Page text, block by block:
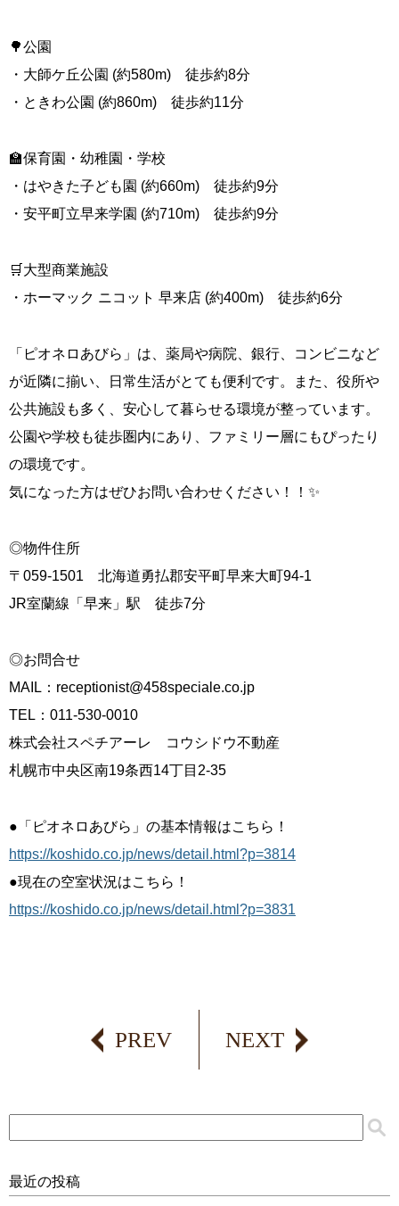
🌳公園
・大師ケ丘公園 (約580m) 徒歩約8分
・ときわ公園 (約860m) 徒歩約11分
🏫保育園・幼稚園・学校
・はやきた子ども園 (約660m) 徒歩約9分
・安平町立早来学園 (約710m) 徒歩約9分
🛒大型商業施設
・ホーマック ニコット 早来店 (約400m) 徒歩約6分
「ピオネロあびら」は、薬局や病院、銀行、コンビニなど
が近隣に揃い、日常生活がとても便利です。また、役所や
公共施設も多く、安心して暮らせる環境が整っています。
公園や学校も徒歩圏内にあり、ファミリー層にもぴったり
の環境です。
気になった方はぜひお問い合わせください！！✨
◎物件住所
〒059-1501 北海道勇払郡安平町早来大町94-1
JR室蘭線「早来」駅 徒歩7分
◎お問合せ
MAIL： receptionist@458speciale.co.jp
TEL：011-530-0010
株式会社スペチアーレ コウシドウ不動産
札幌市中央区南19条西14丁目2-35
●「ピオネロあびら」の基本情報はこちら！
https://koshido.co.jp/news/detail.html?p=3814
●現在の空室状況はこちら！
https://koshido.co.jp/news/detail.html?p=3831
PREV NEXT
最近の投稿